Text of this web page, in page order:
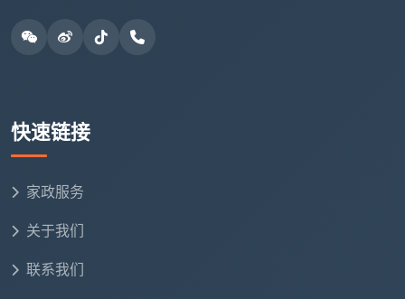
快速链接
家政服务
关于我们
联系我们